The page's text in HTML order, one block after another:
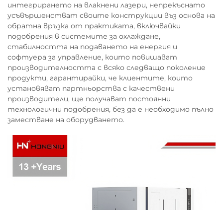
интегрирането на влакнени лазери, непрекъснато
усъвършенстват своите конструкции въз основа на
обратна връзка от практиката, включвайки
подобрения в системите за охлаждане,
стабилността на подаването на енергия и
софтуера за управление, които повишават
производителността с всяко следващо поколение
продукти, гарантирайки, че клиентите, които
установяват партньорства с качествени
производители, ще получават постоянни
технологични подобрения, без да е необходимо пълно
заместване на оборудването.